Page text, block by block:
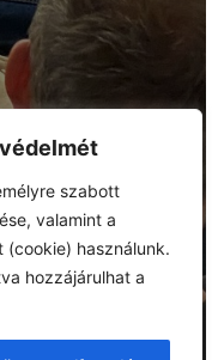
szabott
valamint a
használunk.
hozzájárulhat a